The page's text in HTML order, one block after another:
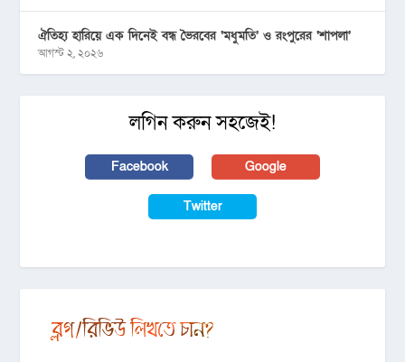
ঐতিহ্য হারিয়ে এক দিনেই বন্ধ ভৈরবের ‘মধুমতি’ ও রংপুরের ‘শাপলা’
আগস্ট ২, ২০২৬
লগিন করুন সহজেই!
Facebook Google
Twitter